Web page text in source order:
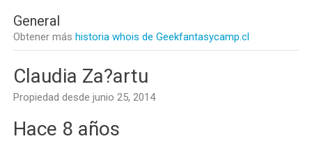
General
Obtener más historia whois de Geekfantasycamp.cl
Claudia Za?artu
Propiedad desde junio 25, 2014
Hace 8 años